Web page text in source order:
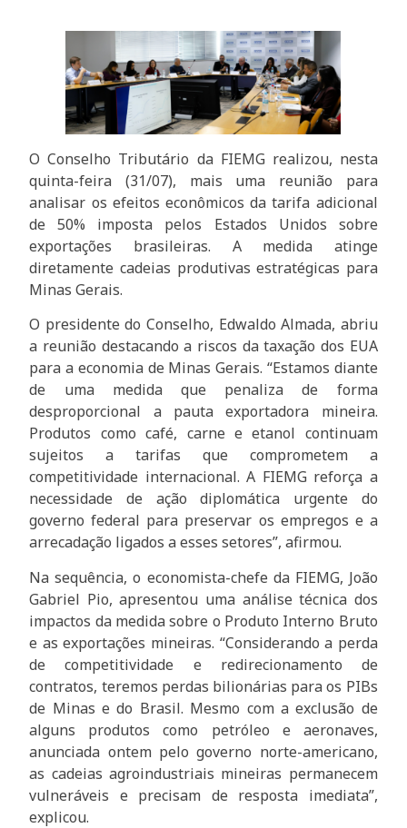
O Conselho Tributário da FIEMG realizou, nesta
quinta-feira (31/07), mais uma reunião para
analisar os efeitos econômicos da tarifa adicional
de 50% imposta pelos Estados Unidos sobre
exportações brasileiras. A medida atinge
diretamente cadeias produtivas estratégicas para
Minas Gerais.
O presidente do Conselho, Edwaldo Almada, abriu
a reunião destacando a riscos da taxação dos EUA
para a economia de Minas Gerais. “Estamos diante
de uma medida que penaliza de forma
desproporcional a pauta exportadora mineira.
Produtos como café, carne e etanol continuam
sujeitos a tarifas que comprometem a
competitividade internacional. A FIEMG reforça a
necessidade de ação diplomática urgente do
governo federal para preservar os empregos e a
arrecadação ligados a esses setores”, afirmou.
Na sequência, o economista-chefe da FIEMG, João
Gabriel Pio, apresentou uma análise técnica dos
impactos da medida sobre o Produto Interno Bruto
e as exportações mineiras. “Considerando a perda
de competitividade e redirecionamento de
contratos, teremos perdas bilionárias para os PIBs
de Minas e do Brasil. Mesmo com a exclusão de
alguns produtos como petróleo e aeronaves,
anunciada ontem pelo governo norte-americano,
as cadeias agroindustriais mineiras permanecem
vulneráveis e precisam de resposta imediata”,
explicou.